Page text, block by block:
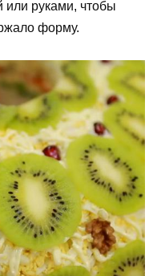
или руками, чтобы
форму.